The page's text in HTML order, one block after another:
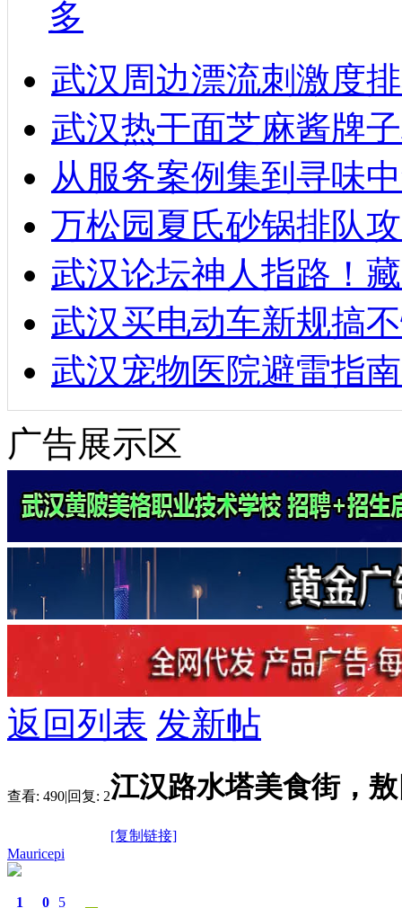
多
武汉周边漂流刺激度
武汉热干面芝麻酱牌
从服务案例集到寻味
万松园夏氏砂锅排队
武汉论坛神人指路！
武汉买电动车新规搞
武汉宠物医院避雷指
广告展示区
返回列表 发新帖
查看: 490|回复: 2江汉路水塔美食街，
[复制链接]
Mauricepi
1 0 5